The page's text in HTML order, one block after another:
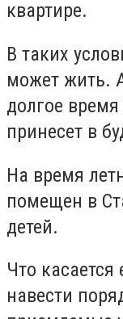
квартире.
В таких
может жить.
долгое
принесет в
На время
помещен в
детей.
Что
навести